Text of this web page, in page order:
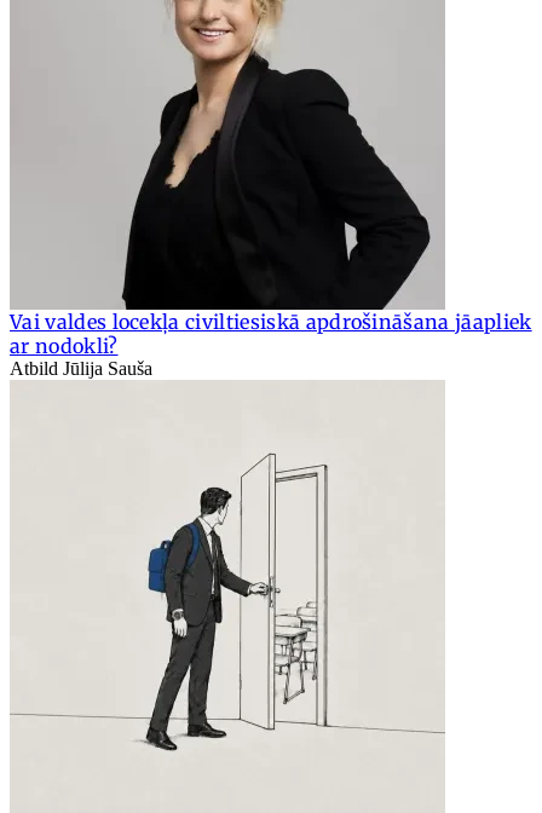
Vai valdes locekļa civiltiesiskā apdrošināšana jāapliek
ar nodokli?
Atbild Jūlija Sauša